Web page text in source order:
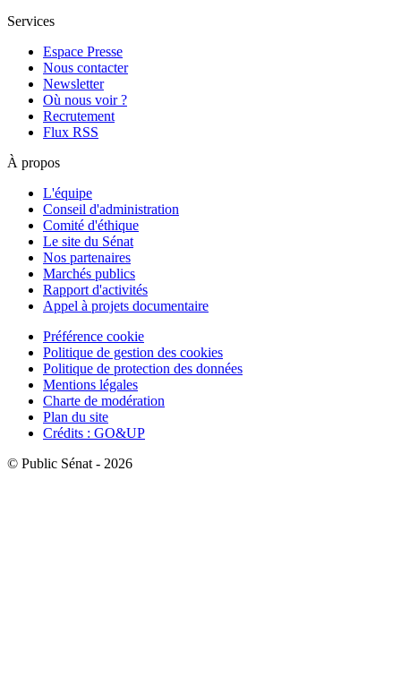
Services
Espace Presse
Nous contacter
Newsletter
Où nous voir ?
Recrutement
Flux RSS
À propos
L'équipe
Conseil d'administration
Comité d'éthique
Le site du Sénat
Nos partenaires
Marchés publics
Rapport d'activités
Appel à projets documentaire
Préférence cookie
Politique de gestion des cookies
Politique de protection des données
Mentions légales
Charte de modération
Plan du site
Crédits : GO&UP
© Public Sénat - 2026